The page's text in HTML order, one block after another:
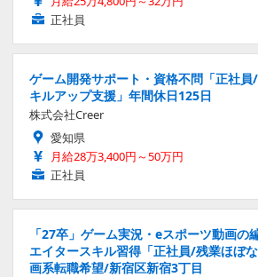
正社員
ゲーム開発サポート・資格不問「正社
キルアップ支援」年間休日125日
株式会社Creer
愛知県
月給28万3,400円～50万円
正社員
「27卒」ゲーム実況・eスポーツ動画の
エイタースキル習得「正社員/残業ほぼ
画系転職希望/新宿区新宿3丁目